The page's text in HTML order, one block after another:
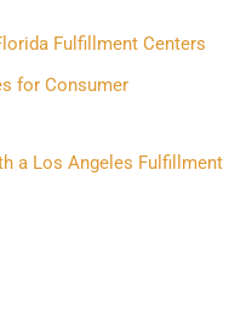
Fulfillment Centers
for Consumer
a Los Angeles Fulfillment